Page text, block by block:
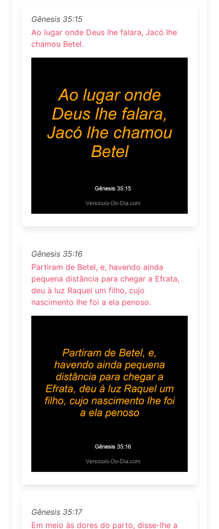
Gênesis 35:15
Ao lugar onde Deus lhe falara, Jacó lhe
chamou Betel.
Gênesis 35:16
Partiram de Betel, e, havendo ainda
pequena distância para chegar a Efrata,
deu à luz Raquel um filho, cujo
nascimento lhe foi a ela penoso.
Gênesis 35:17
Em meio às dores do parto, disse-lhe a